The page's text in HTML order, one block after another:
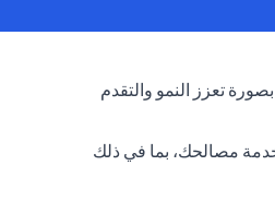
تعزز النمو والتقدم
مصالحك، بما في ذلك